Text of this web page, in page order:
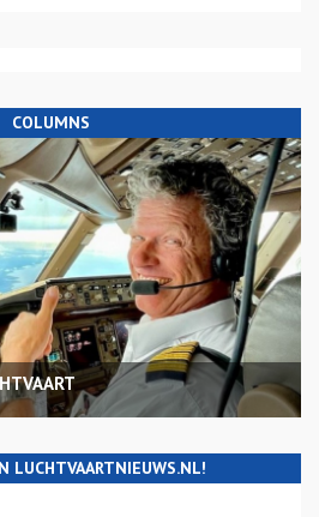
COLUMNS
LUCHTVAARTNIEUWS.NL!